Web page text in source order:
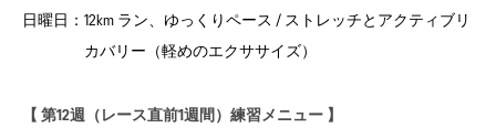
日曜日： 12km ラン、ゆっくりペース / ストレッチとアクティブリ
カバリー（軽めのエクササイズ）
【 第12週（レース直前1週間）練習メニュー 】